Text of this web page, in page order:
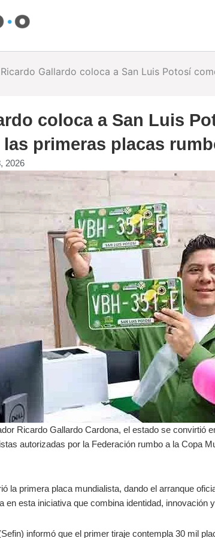
Ricardo Gallardo coloca a San Luis Potosí
coloca a San Luis
primeras placas
2026
Ricardo Gallardo Cardona, el estado se convirtió
autorizadas por la Federación rumbo a la Copa
la primera placa mundialista, dando el arranque
en esta iniciativa que combina identidad, innovación
informó que el primer tiraje contempla 30 mil